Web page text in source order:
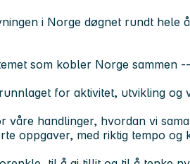
i Norge døgnet rundt hele
som kobler Norge sammen
for aktivitet, utvikling og
handlinger, hvordan vi
oppgaver, med riktig tempo og